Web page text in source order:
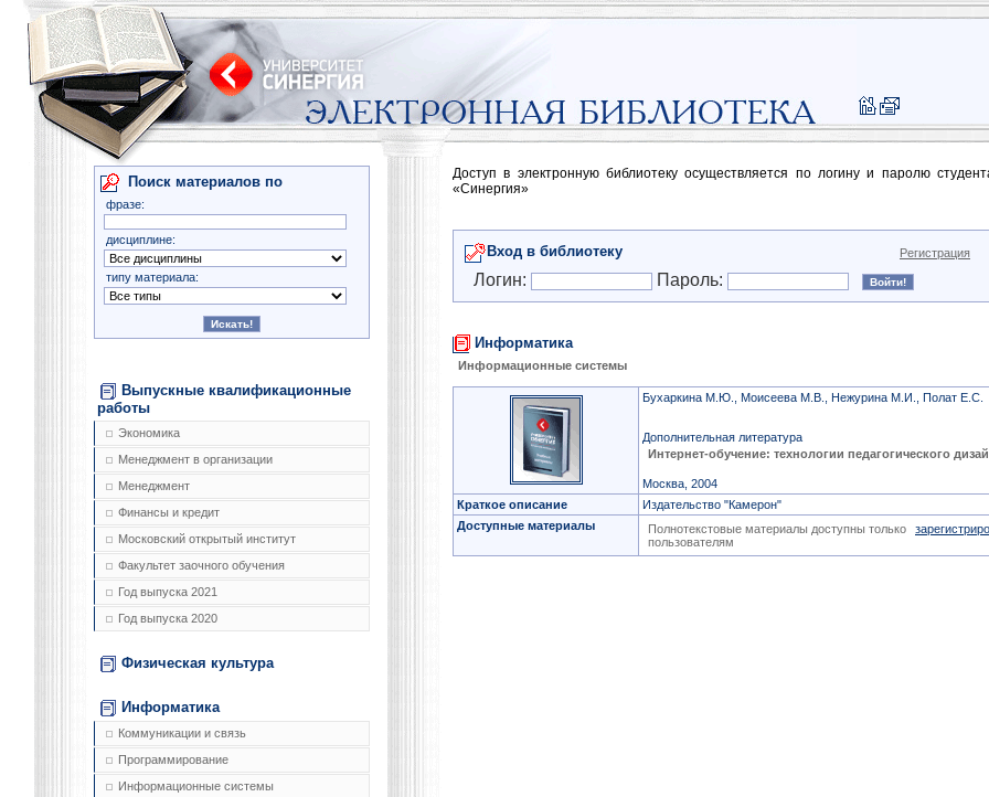
Поиск материалов по
фразе:
дисциплине:
типу материала:
Выпускные квалификационные
работы
Экономика
Менеджмент в организации
Менеджмент
Финансы и кредит
Московский открытый институт
Факультет заочного обучения
Год выпуска 2021
Год выпуска 2020
Физическая культура
Информатика
Коммуникации и связь
Программирование
Информационные системы
Доступ в электронную библиотеку осуществляется по логину и паролю
«Синергия»
Вход в библиотеку Регистрация
Логин: Пароль:
Информатика
Информационные системы
Бухаркина М.Ю., Моисеева М.В., Нежурина М.И., Полат Е.С.
Дополнительная литература
Интернет-обучение: технологии педагогического
Москва, 2004
Краткое описание
Издательство "Камерон"
Доступные материалы
Полнотекстовые материалы доступны только
пользователям